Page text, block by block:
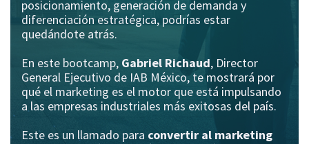
posicionamiento, generación de demanda y
diferenciación estratégica, podrías estar
quedándote atrás.
En este bootcamp, Gabriel Richaud, Director
General Ejecutivo de IAB México, te mostrará por
qué el marketing es el motor que está impulsando
a las empresas industriales más exitosas del país.
Este es un llamado para convertir al marketing